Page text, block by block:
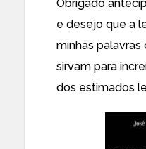
Obrigado
e desejo que a
minhas
sirvam para
dos estimados